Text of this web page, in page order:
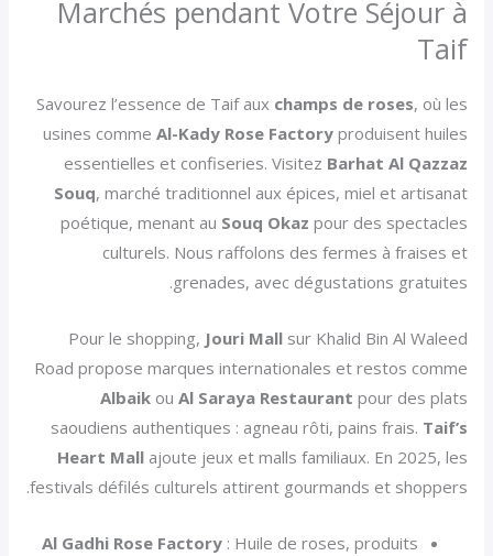
Marchés pendant Votre Séjour à
Taif
Savourez l’essence de Taif aux champs de roses, où les
usines comme Al-Kady Rose Factoryproduisent huiles
essentielles et confiseries. Visitez Barhat Al Qazzaz
Souq, marché traditionnel aux épices, miel et artisanat
poétique, menant au Souq Okaz pour des spectacles
culturels. Nous raffolons des fermes à fraises et
grenades, avec dégustations gratuites.
Pour le shopping, Jouri Mallsur Khalid Bin Al Waleed
Road propose marques internationales et restos comme
Albaikou Al Saraya Restaurant pour des plats
saoudiens authentiques : agneau rôti, pains frais. Taif’s
Heart Mallajoute jeux et malls familiaux. En 2025, les
festivals défilés culturels attirent gourmands et shoppers.
Al Gadhi Rose Factory: Huile de roses, produits